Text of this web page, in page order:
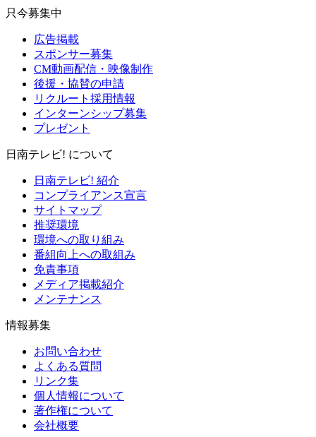
只今募集中
広告掲載
スポンサー募集
CM動画配信・映像制作
後援・協賛の申請
リクルート採用情報
インターンシップ募集
プレゼント
日南テレビ! について
日南テレビ! 紹介
コンプライアンス宣言
サイトマップ
推奨環境
環境への取り組み
番組向上への取組み
免責事項
メディア掲載紹介
メンテナンス
情報募集
お問い合わせ
よくある質問
リンク集
個人情報について
著作権について
会社概要